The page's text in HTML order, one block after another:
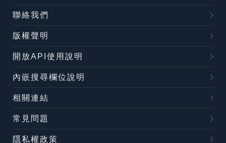
聯絡我們
版權聲明
開放API使用說明
內嵌搜尋欄位說明
相關連結
常見問題
隱私權政策